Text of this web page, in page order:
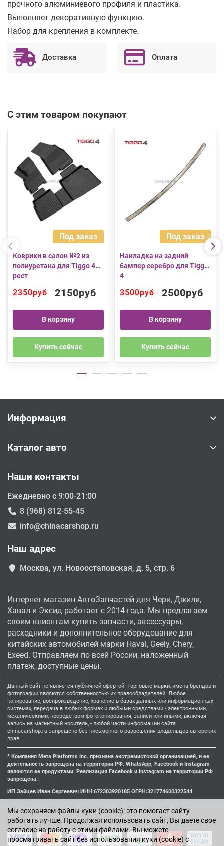
прочного алюминиевого профиля и пластика.
Выполняет декоративную функцию.
Набор для крепления в комплекте.
Доставка Оплата
С этим товаром покупают
Под заказ
Коврики в салон №2 из
полиуретана для Tiggo 4
рест
2350руб 2150руб
В корзину
Купить сейчас
Под заказ
Накладка на задний
бампер серебро для Tiggo
4
3500руб 2500руб
В корзину
Купить сейчас
Мы cохраняем файлы куки (cookie): это помогает сайту
работать лучше. Продолжая использовать сайт, Вы даете свое
согласие на работу с этими файлами. Вы можете
просматривать сайт без использования куки (cookie) с
Информация
Каталог авто
Наши контакты
Ежедневно с 9:00-21:00
8 (968) 812-55-45
info@chinacarshop.ru
Наш адрес
Москва, ул. Новоостаповская, д. 5, стр. 6
Интернет магазин АвтоЗапчастей для Чери, Джили,
Хавал и Эксид работает с 2014 года. Мы предлагаем
своим клиентам купить запчасти, аксессуары,
расходники и дополнительное оборудование для
китайских автомобилей марки Haval, Geely, Chery,
Exeed. Отправляем по всей России, наложенный
платеж, доступные цены.
Данный сайт не является публичной офертой. Торговые марки, имена брендов и
фотографии являются собственностью их правообладателей. Любое
копирование, воспроизведение, хранение в базах данных или информационных
системах, передача в любых формах и любыми средствами - электронными,
механическими, посредством фотокопирования, записи или иными, включая
запись на магнитный носитель, - любой части информации сайта
chinacarshop.ru запрещено без письменного разрешения владельцев авторских
прав.
* Компания Meta Platforms Inc. признана экстремистской организацией, и ее
деятельность запрещена на территории РФ. WhatsApp, Facebook и Instagram
являются ее продуктами. Реализация Facebook и Instagram на территории РФ
запрещена.
ИП Зайцев Иван Сергеевич ИНН:672303920185 ОГРН:321774600322544